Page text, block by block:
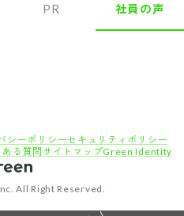
PR 社員の声
シーポリシーセキュリティポリシー
ある質問 サイトマップGreen Identity
All Right Reserved.